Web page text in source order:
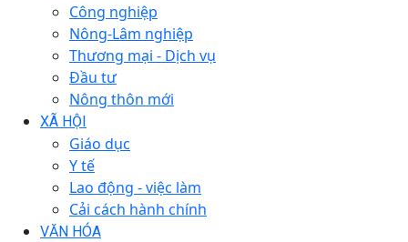
Công nghiệp
Nông-Lâm nghiệp
Thương mại - Dịch vụ
Đầu tư
Nông thôn mới
XÃ HỘI
Giáo dục
Y tế
Lao động - việc làm
Cải cách hành chính
VĂN HÓA